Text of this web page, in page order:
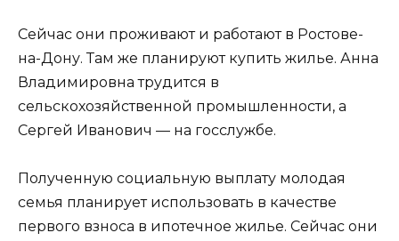
Сейчас они проживают и работают в Ростове-
на-Дону. Там же планируют купить жилье. Анна
Владимировна трудится в
сельскохозяйственной промышленности, а
Сергей Иванович — на госслужбе.
Полученную социальную выплату молодая
семья планирует использовать в качестве
первого взноса в ипотечное жилье. Сейчас они